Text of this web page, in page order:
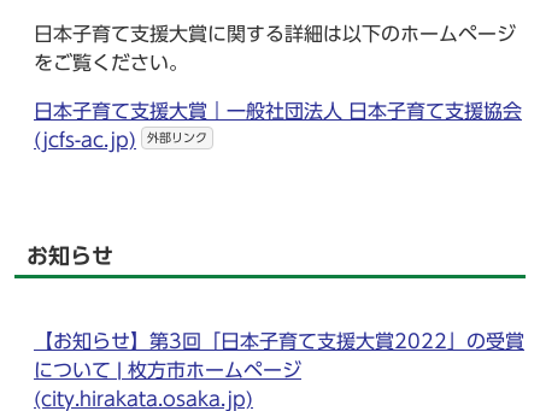
日本子育て支援大賞に関する詳細は以下のホームページ
をご覧ください。
日本子育て支援大賞｜一般社団法人 日本子育て支援協会
(jcfs-ac.jp)
外部リンク
お知らせ
【お知らせ】第3回「日本子育て支援大賞2022」の受賞
について | 枚方市ホームページ
(city.hirakata.osaka.jp)